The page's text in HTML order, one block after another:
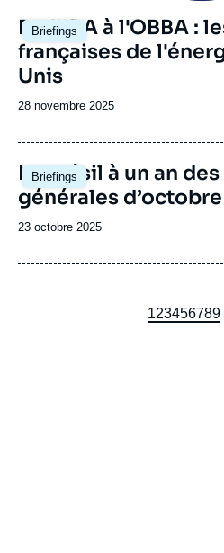
Briefings
Image
principale
De l'IRA à l'OBBA :
françaises de
Unis
Date
publication
28 novembre 2025
Briefings
Image
principale
Le Brésil à un an
générales
Date
publication
23 octobre 2025
Page
1Page
2Page
3Page
4Page
5Page
6Page
789